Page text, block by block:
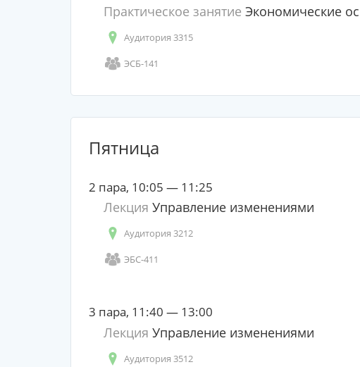
Практическое занятие Экономические
Аудитория 3315
ЭСБ-141
Пятница
2 пара, 10:05 — 11:25
Лекция Управление изменениями
Аудитория 3212
ЭБС-411
3 пара, 11:40 — 13:00
Лекция Управление изменениями
Аудитория 3512